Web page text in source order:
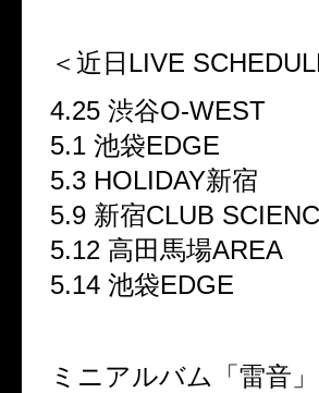
＜近日LIVE
4.25 渋谷O-WEST
5.1 池袋EDGE
5.3 HOLIDAY新宿
5.9 新宿CLUB
5.12 高田馬場AREA
5.14 池袋EDGE
ミニアルバム「雷音